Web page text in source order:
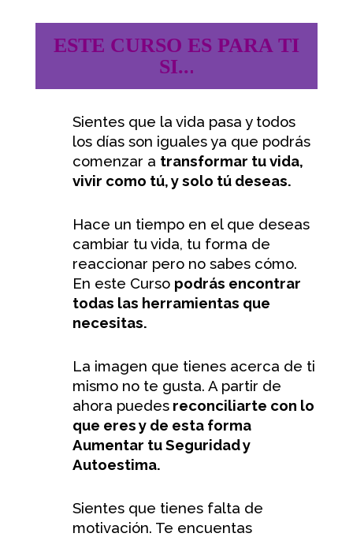
ESTE CURSO ES PARA TI
SI...
Sientes que la vida pasa y todos
los días son iguales ya que podrás
comenzar a transformar tu vida,
vivir como tú, y solo tú deseas.
Hace un tiempo en el que deseas
cambiar tu vida, tu forma de
reaccionar pero no sabes cómo.
En este Curso podrás encontrar
todas las herramientas que
necesitas.
La imagen que tienes acerca de ti
mismo no te gusta. A partir de
ahora puedesreconciliarte con lo
que eres y de esta forma
Aumentar tu Seguridad y
Autoestima.
Sientes que tienes falta de
motivación. Te encuentas